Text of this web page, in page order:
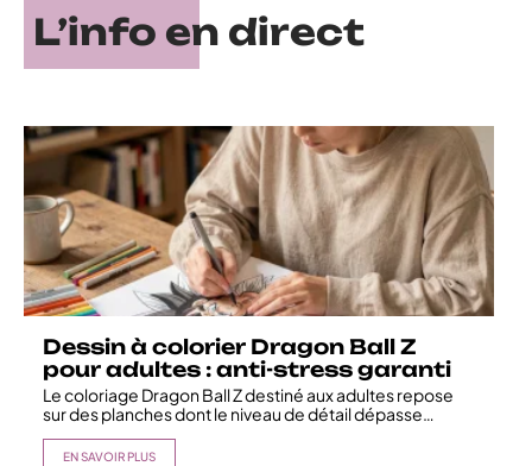
L’info en direct
Dessin à colorier Dragon Ball Z
pour adultes : anti-stress garanti
Le coloriage Dragon Ball Z destiné aux adultes repose
sur des planches dont le niveau de détail dépasse…
EN SAVOIR PLUS